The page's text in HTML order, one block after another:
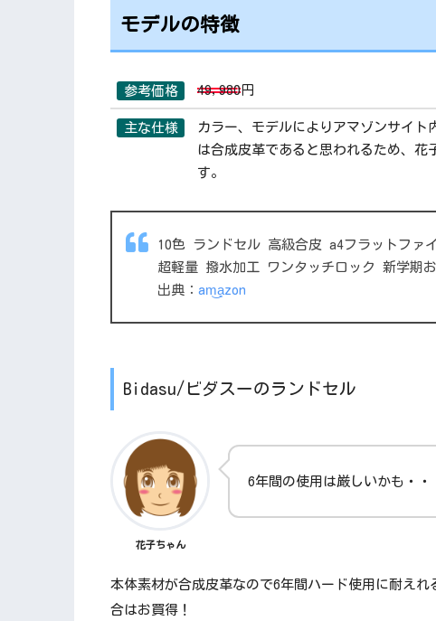
モデルの特徴
参考価格 49,980 円
主な仕様
カラー、モデルによりアマゾンサイト
は合成皮革であると思われるため、花
す。
10色 ランドセル 高級合皮 a4フラットフ
超軽量 撥水加工 ワンタッチロック 新学期
出典： am͜a͉zon
Bidasu/ビダスーのランドセル
花子ちゃん
6年間の使用は厳しいかも・・
本体素材が合成皮革なので6年間ハード使用に耐え
合はお買得！